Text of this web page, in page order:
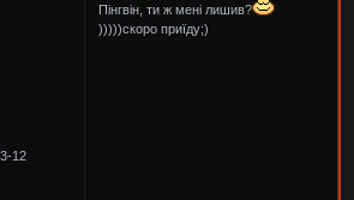
12
Пінгвін, ти ж мені лишив?
)))))скоро приїду;)